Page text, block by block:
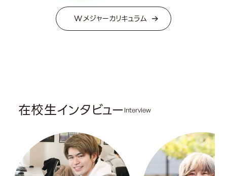
Wメジャーカリキュラム
在校生インタビュー Interview